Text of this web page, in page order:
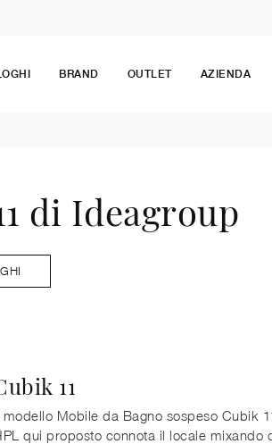
BRAND OUTLET AZIENDA
di Ideagroup
11
modello Mobile da Bagno sospeso Cubik
qui proposto connota il locale mixando